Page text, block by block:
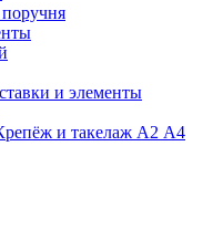
и элементы
и такелаж А2 А4